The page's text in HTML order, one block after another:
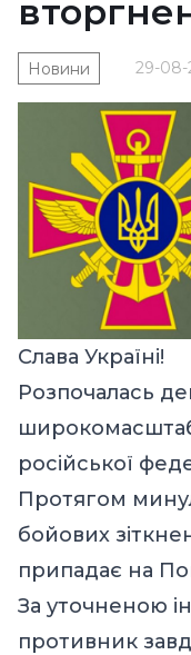
29-08-
Новини
Слава Україні!
Розпочалась
російської
Протягом
бойових
припадає на
За уточненою
противник